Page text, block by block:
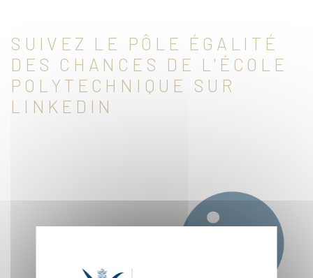
SUIVEZ LE PÔLE ÉGALITÉ
DES CHANCES DE L'ÉCOLE
POLYTECHNIQUE SUR
LINKEDIN